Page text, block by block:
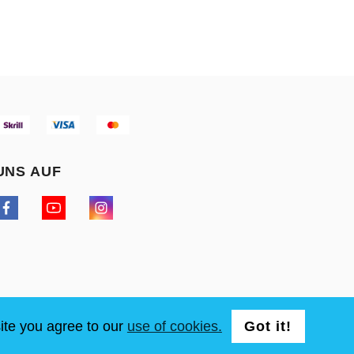
AUF
you agree to our use of cookies. Got it!